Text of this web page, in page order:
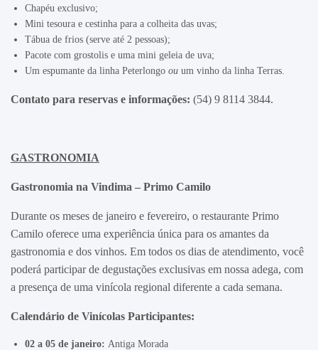
Chapéu exclusivo;
Mini tesoura e cestinha para a colheita das uvas;
Tábua de frios (serve até 2 pessoas);
Pacote com grostolis e uma mini geleia de uva;
Um espumante da linha Peterlongo ou um vinho da linha Terras.
Contato para reservas e informações: (54) 9 8114 3844.
GASTRONOMIA
Gastronomia na Vindima – Primo Camilo
Durante os meses de janeiro e fevereiro, o restaurante Primo
Camilo oferece uma experiência única para os amantes da
gastronomia e dos vinhos. Em todos os dias de atendimento, você
poderá participar de degustações exclusivas em nossa adega, com
a presença de uma vinícola regional diferente a cada semana.
Calendário de Vinícolas Participantes:
02 a 05 de janeiro: Antiga Morada